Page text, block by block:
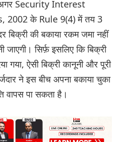
अगर Security Interest
2002 के Rule 9(4) में तय 3
बिक्री की बकाया रकम जमा नहीं
जाएगी। सिर्फ़ इसलिए कि बिक्री
गया, ऐसी बिक्री कानूनी और पूरी
ने इस बीच अपना बकाया चुका
वापस पा सकता है।